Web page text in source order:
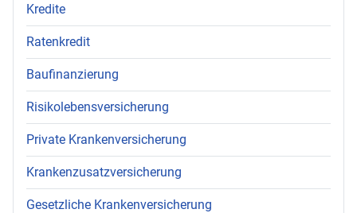
Kredite
Ratenkredit
Baufinanzierung
Risikolebensversicherung
Private Krankenversicherung
Krankenzusatzversicherung
Gesetzliche Krankenversicherung